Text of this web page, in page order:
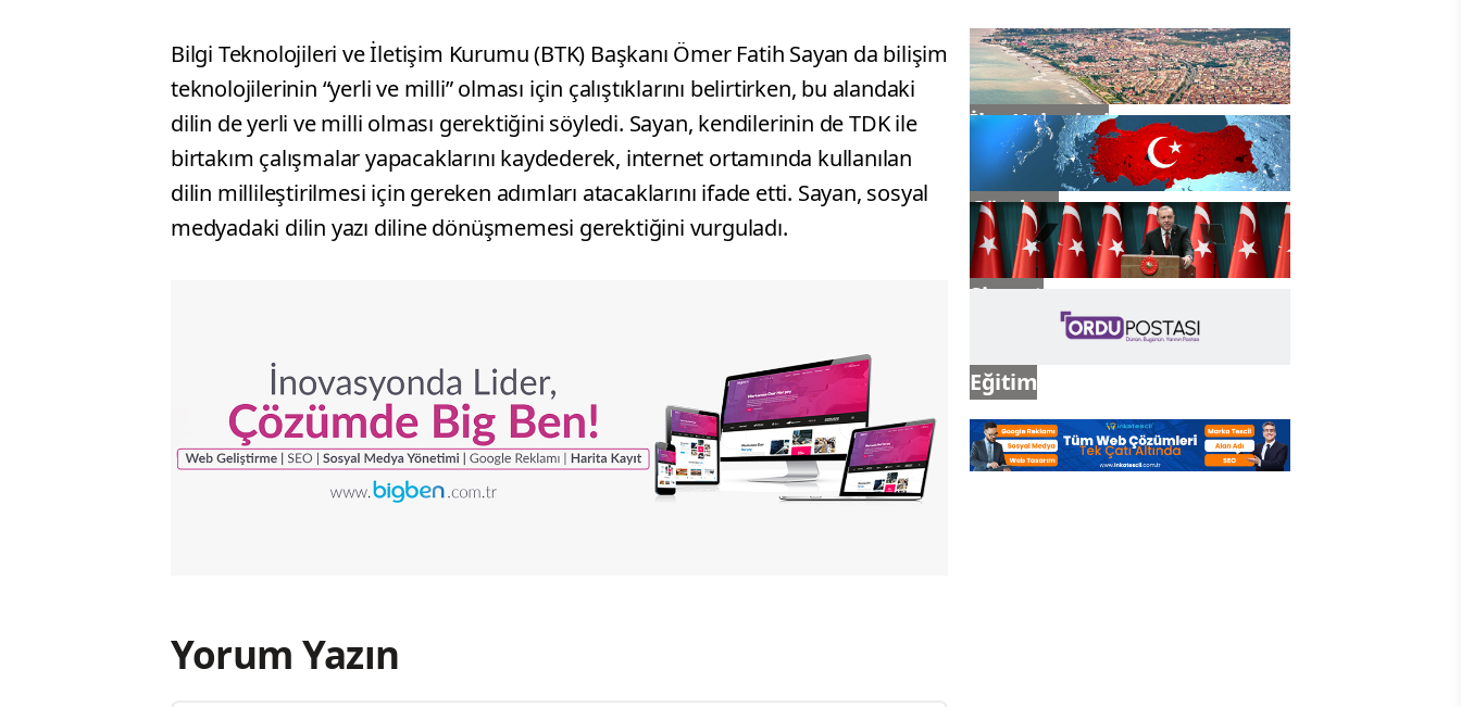
Bilgi Teknolojileri ve İletişim Kurumu (BTK) Başkanı Ömer Fatih Sayan da bilişim
teknolojilerinin “yerli ve milli” olması için çalıştıklarını belirtirken, bu alandaki
dilin de yerli ve milli olması gerektiğini söyledi. Sayan, kendilerinin de TDK ile
birtakım çalışmalar yapacaklarını kaydederek, internet ortamında kullanılan
dilin millileştirilmesi için gereken adımları atacaklarını ifade etti. Sayan, sosyal
medyadaki dilin yazı diline dönüşmemesi gerektiğini vurguladı.
Yorum Yazın
İlçe Haberleri
Gündem
Siyaset
Eğitim